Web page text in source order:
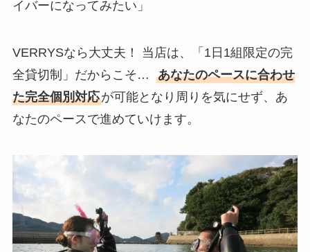
イバーになってみたい」
VERRYSなら大丈夫！ 当店は、「1日1組限定の完
全貸切制」だからこそ… あなたのペースに合わせ
た完全個別対応が可能となり周りを気にせず、あ
なたのペースで進めていけます。